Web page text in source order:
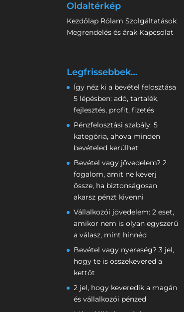
Oldaltérkép
Kezdőlap Rólam Szolgáltatások
Megrendelés és árak Kapcsolat
Legfrissebbek…
Így néz ki a bevétel felosztása
5 lépésben: adó, tartalék,
fejlesztés, profit, fizetés
Pénzfelosztási szabály: 5
kategória, ahova minden
bevételed kerülhet
Bevétel vagy jövedelem? 2
fogalom, amit ne keverj
össze, ha biztonságosan
akarsz pénzt kivenni
Vállalkozói jövedelem: 2 eset,
amikor nem is olyan egyszerű
a válasz, mint hinnéd
Bevétel vagy nyereség? 3 jel,
hogy te is összekevered a
kettőt
2 jel, hogy keveredik a magán
és vállalkozói pénzed